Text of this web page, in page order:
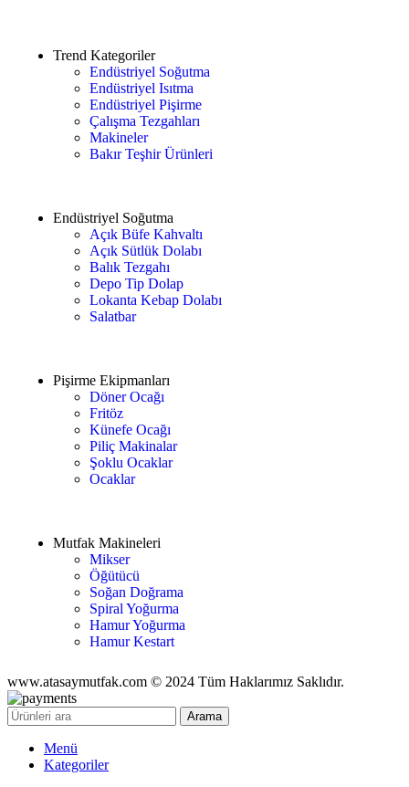
Trend Kategoriler
Endüstriyel Soğutma
Endüstriyel Isıtma
Endüstriyel Pişirme
Çalışma Tezgahları
Makineler
Bakır Teşhir Ürünleri
Endüstriyel Soğutma
Açık Büfe Kahvaltı
Açık Sütlük Dolabı
Balık Tezgahı
Depo Tip Dolap
Lokanta Kebap Dolabı
Salatbar
Pişirme Ekipmanları
Döner Ocağı
Fritöz
Künefe Ocağı
Piliç Makinalar
Şoklu Ocaklar
Ocaklar
Mutfak Makineleri
Mikser
Öğütücü
Soğan Doğrama
Spiral Yoğurma
Hamur Yoğurma
Hamur Kestart
www.atasaymutfak.com © 2024 Tüm Haklarımız Saklıdır.
Arama
Menü
Kategoriler